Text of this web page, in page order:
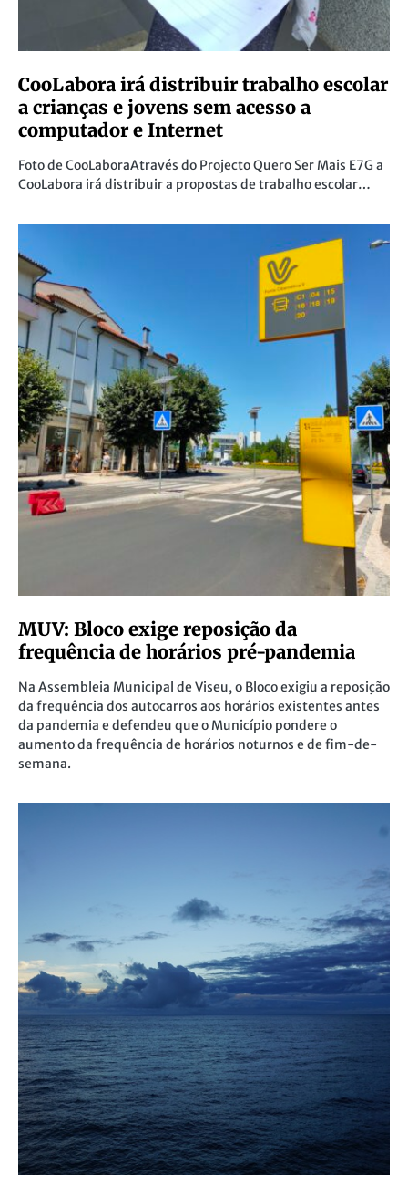
CooLabora irá distribuir trabalho escolar
a crianças e jovens sem acesso a
computador e Internet
Foto de CooLaboraAtravés do Projecto Quero Ser Mais E7G a
CooLabora irá distribuir a propostas de trabalho escolar…
MUV: Bloco exige reposição da
frequência de horários pré-pandemia
Na Assembleia Municipal de Viseu, o Bloco exigiu a reposição
da frequência dos autocarros aos horários existentes antes
da pandemia e defendeu que o Município pondere o
aumento da frequência de horários noturnos e de fim-de-
semana.